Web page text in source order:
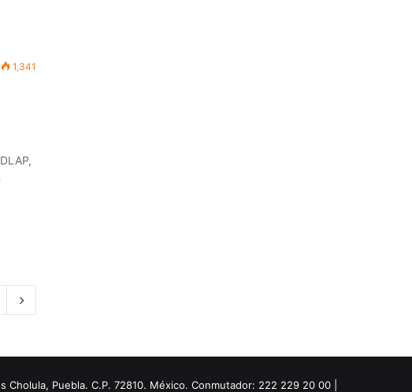
1,341
Puebla. C.P. 72810. México. Conmutador: 222 229 20 00 |